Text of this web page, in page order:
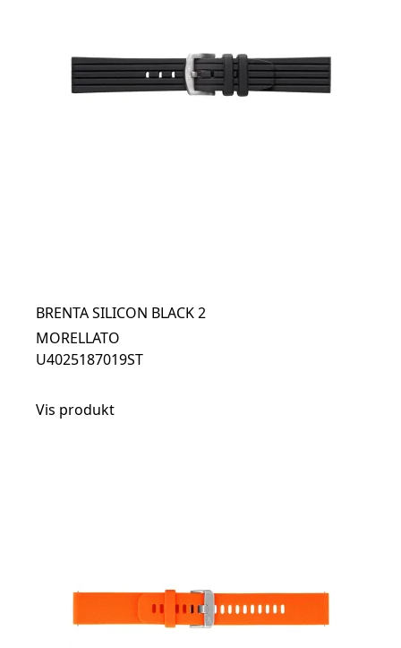
BRENTA SILICON BLACK 2
MORELLATO
U4025187019ST
Vis produkt